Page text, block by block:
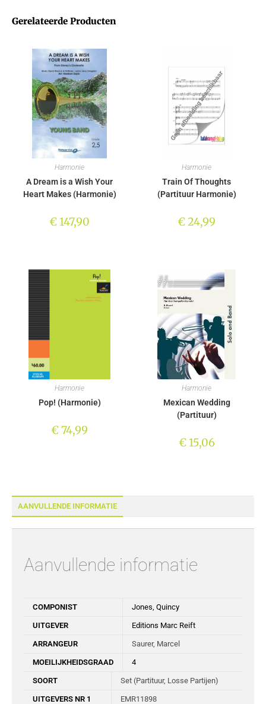
AANVULLENDE INFORMATIE
Aanvullende informatie
COMPONIST Jones, Quincy
UITGEVER Editions Marc Reift
ARRANGEUR Saurer, Marcel
MOEILIJKHEIDSGRAAD 4
SOORT Set (Partituur, Losse Partijen)
UITGEVERS NR 1 EMR11898
Gerelateerde Producten
Harmonie
A Dream is a Wish Your
Heart Makes (Harmonie)
€147,90
Harmonie
Train Of Thoughts
(Partituur Harmonie)
€24,99
Harmonie
Pop! (Harmonie)
€74,99
Harmonie
Mexican Wedding
(Partituur)
€15,06